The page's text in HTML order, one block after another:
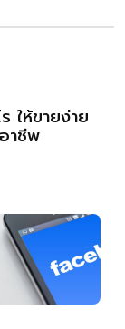
ให้ขายง่าย
าชีพ